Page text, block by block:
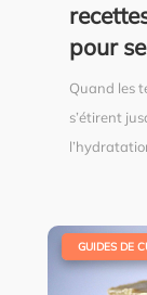
pour
Quand les
s’étirent
GUIDES DE